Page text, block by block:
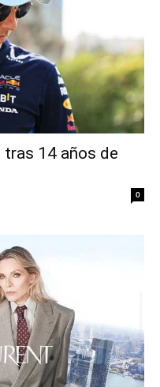
tras 14 años de
0